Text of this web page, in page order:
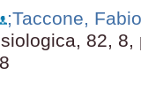
;Taccone,
82, 8,